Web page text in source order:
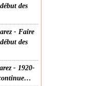
des
- Faire
des
- 1920-